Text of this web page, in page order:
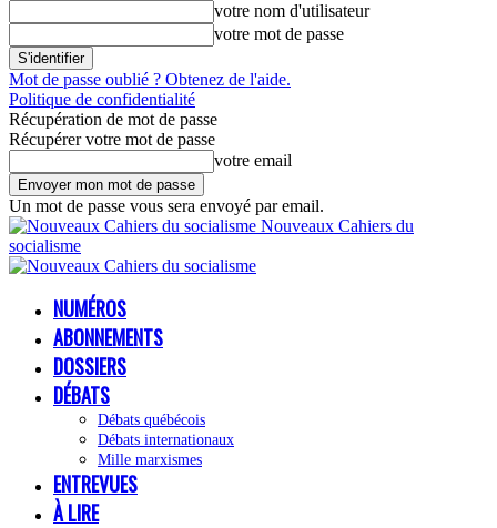
votre nom d'utilisateur
votre mot de passe
Mot de passe oublié ? Obtenez de l'aide.
Politique de confidentialité
Récupération de mot de passe
Récupérer votre mot de passe
votre email
Un mot de passe vous sera envoyé par email.
Nouveaux Cahiers du
socialisme
NUMÉROS
ABONNEMENTS
DOSSIERS
DÉBATS
Débats québécois
Débats internationaux
Mille marxismes
ENTREVUES
À LIRE